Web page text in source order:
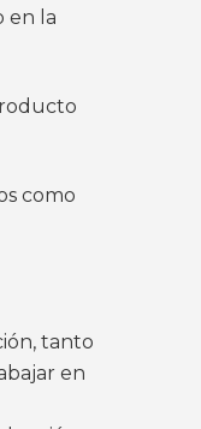
en la
como
tanto
en